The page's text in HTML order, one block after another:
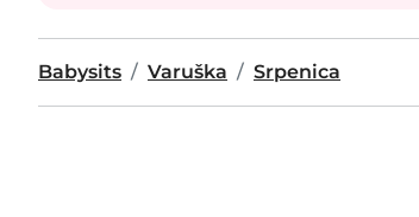
Babysits Varuška Srpenica